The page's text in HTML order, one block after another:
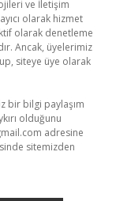
ve İletişim
olarak hizmet
olarak denetleme
Ancak, üyelerimiz
siteye üye olarak
bir bilgi paylaşım
olduğunu
adresine
sitemizden